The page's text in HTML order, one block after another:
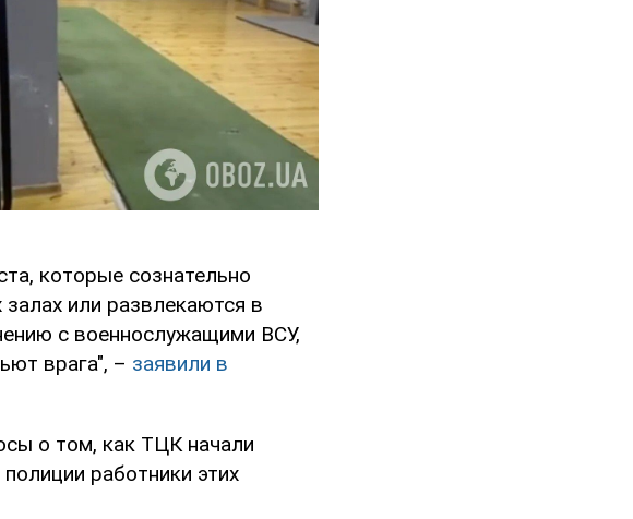
которые сознательно
или развлекаются в
с военнослужащими ВСУ,
врага", – заявили в
о том, как ТЦК начали
работники этих